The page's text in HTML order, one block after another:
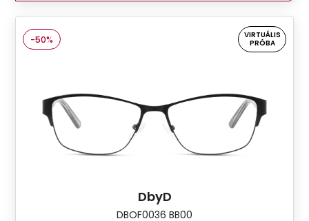
-50%
VIRTUÁLIS
PRÓBA
DbyD
DBOF0036 BB00